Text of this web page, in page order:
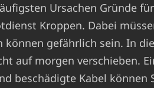
Ursachen Gründe
Kroppen. Dabei
können gefährlich sein. In
auf morgen verschieben.
beschädigte Kabel können